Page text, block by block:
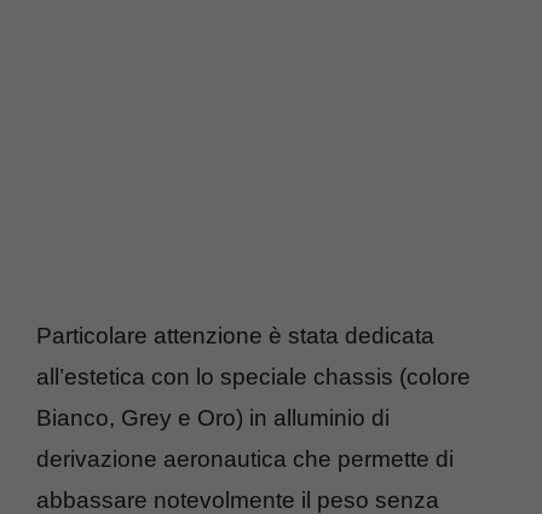
Particolare attenzione è stata dedicata
all’estetica con lo speciale chassis (colore
Bianco, Grey e Oro) in alluminio di
derivazione aeronautica che permette di
abbassare notevolmente il peso senza